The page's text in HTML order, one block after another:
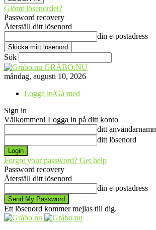
Glömt lösenordet?
Password recovery
Återställ ditt lösenord
din e-postadress
Sök
GRÅBO.NU
måndag, augusti 10, 2026
Logga in/Gå med
Sign in
Välkommen! Logga in på ditt konto
ditt användarnamn
ditt lösenord
Forgot your password? Get help
Password recovery
Återställ ditt lösenord
din e-postadress
Ett lösenord kommer mejlas till dig.